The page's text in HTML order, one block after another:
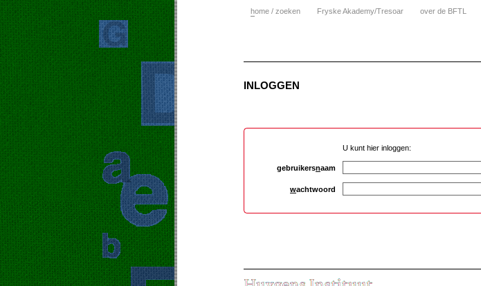
home / zoeken Fryske Akademy/Tresoar over de BFTL
INLOGGEN
U kunt hier inloggen:
gebruikersnaam
wachtwoord